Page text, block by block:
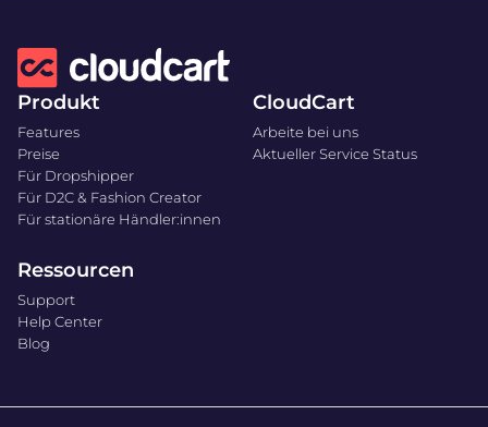
Produkt
Features
Preise
Für Dropshipper
Für D2C & Fashion Creator
Für stationäre Händler:innen
CloudCart
Arbeite bei uns
Aktueller Service Status
Ressourcen
Support
Help Center
Blog